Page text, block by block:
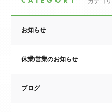
お知らせ
休業/営業のお知らせ
ブログ